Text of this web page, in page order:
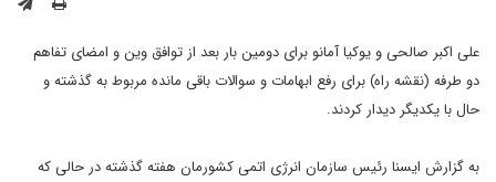
علی اکبر صالحی و یوکیا آمانو برای دومین بار بعد از توافق وین و امضای تفاهم
دو طرفه (نقشه راه) برای رفع ابهامات و سوالات باقی مانده مربوط به گذشته و
حال با یکدیگر دیدار کردند.
به گزارش ایسنا رئیس سازمان انرژی اتمی کشورمان هفته گذشته در حالی که